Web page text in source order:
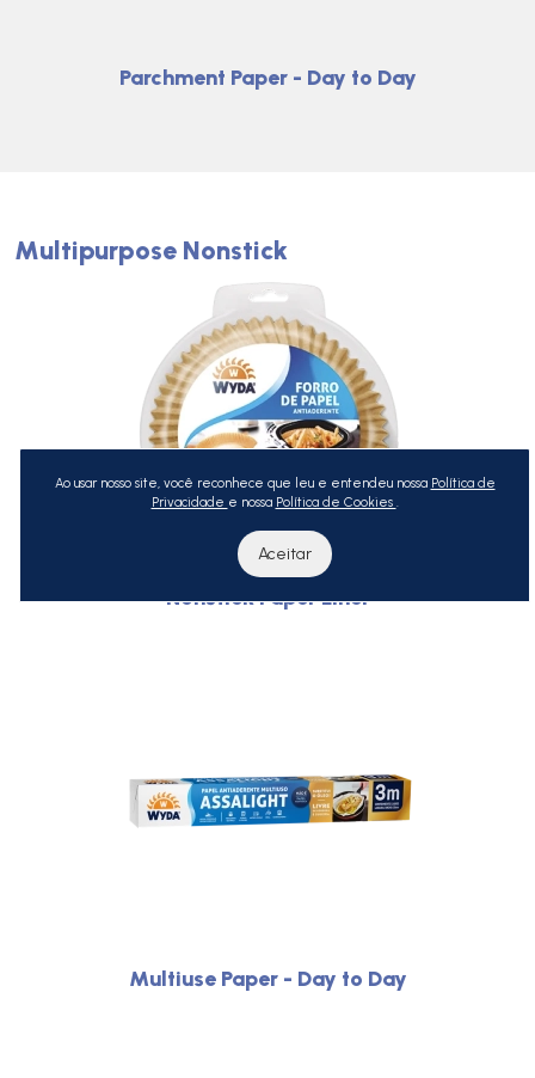
Parchment Paper - Day to Day
Multipurpose Nonstick
Nonstick Paper Liner
Multiuse Paper - Day to Day
Ao usar nosso site, você reconhece que leu e entendeu nossa Política de
Privacidade e nossa Política de Cookies
Aceitar